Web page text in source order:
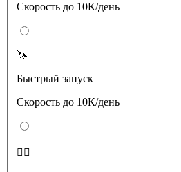
Скорость до 10К/день
🦄
Быстрый запуск
Скорость до 10К/день
❤️‍🔥